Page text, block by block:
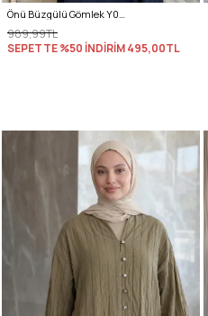
Önü Büzgülü Gömlek Y0125 - KREM
989,99TL
SEPETTE %50 İNDİRİM495,00TL